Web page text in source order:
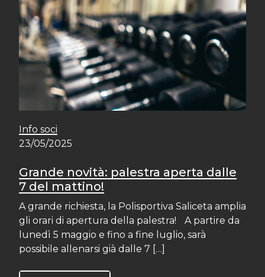
Info soci
23/05/2025
Grande novità: palestra aperta dalle
7 del mattino!
A grande richiesta, la Polisportiva Saliceta amplia
gli orari di apertura della palestra! A partire da
lunedì 5 maggio e fino a fine luglio, sarà
possibile allenarsi già dalle 7 […]